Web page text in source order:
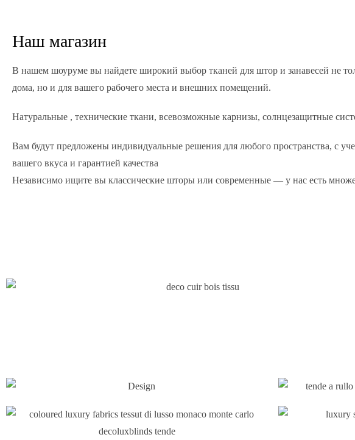
Наш магазин
В нашем шоуруме вы найдете широкий выбор тканей для штор и занавесей не
дома, но и для вашего рабочего места и внешних помещений.
Натуральные , технические ткани, всевозможные карнизы, солнцезащитные
Вам будут предложены индивидуальные решения для любого пространства, с
вашего вкуса и гарантией качества
Независимо ищите вы классические шторы или современные — у нас есть